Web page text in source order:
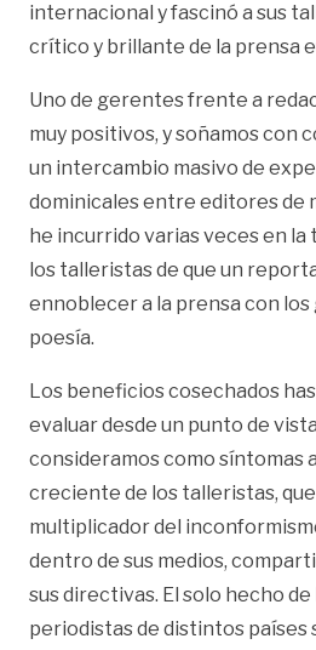
internacional y fascinó a sus
crítico y brillante de la prensa
Uno de gerentes frente a
muy positivos, y soñamos con
un intercambio masivo de
dominicales entre editores de
he incurrido varias veces en
los talleristas de que un
ennoblecer a la prensa con
poesía.
Los beneficios cosechados
evaluar desde un punto de
consideramos como síntomas
creciente de los talleristas,
multiplicador del
dentro de sus medios,
sus directivas. El solo hecho
periodistas de distintos países